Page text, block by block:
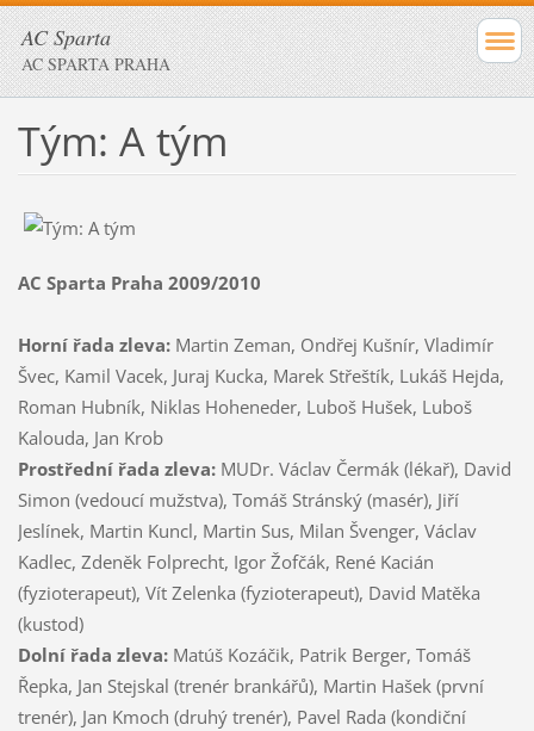
AC Sparta
AC SPARTA PRAHA
Tým: A tým
AC Sparta Praha 2009/2010
Horní řada zleva:Martin Zeman, Ondřej Kušnír, Vladimír
Švec, Kamil Vacek, Juraj Kucka, Marek Střeštík, Lukáš Hejda,
Roman Hubník, Niklas Hoheneder, Luboš Hušek, Luboš
Kalouda, Jan Krob
Prostřední řada zleva:MUDr. Václav Čermák (lékař), David
Simon (vedoucí mužstva), Tomáš Stránský (masér), Jiří
Jeslínek, Martin Kuncl, Martin Sus, Milan Švenger, Václav
Kadlec, Zdeněk Folprecht, Igor Žofčák, René Kacián
(fyzioterapeut), Vít Zelenka (fyzioterapeut), David Matěka
(kustod)
Dolní řada zleva:Matúš Kozáčik, Patrik Berger, Tomáš
Řepka, Jan Stejskal (trenér brankářů), Martin Hašek (první
trenér), Jan Kmoch (druhý trenér), Pavel Rada (kondiční